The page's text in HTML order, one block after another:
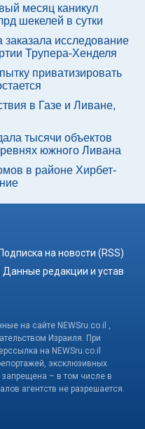
месяц каникул
шекелей в сутки
исследование
Трупера-Хенделя
приватизировать
в Газе и Ливане,
тысячи объектов
южного Ливана
в районе Хирбет-
Подписка на новости (RSS)
Данные редакции и устав
на сайте NEWSru.co.il ,
Израиля. При
на NEWSru.co.il
эксклюзивных
запрещена – в том числе в
агентств не разрешается.